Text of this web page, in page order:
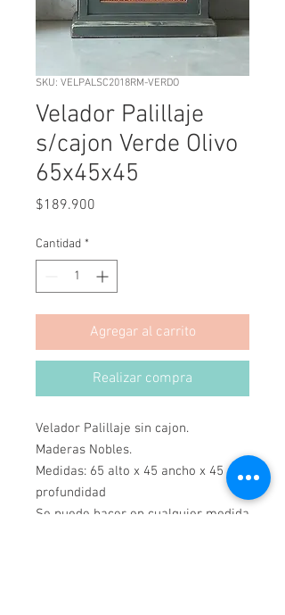
SKU: VELPALSC2018RM-VERDO
Velador Palillaje
s/cajon Verde Olivo
65x45x45
$189.900
Cantidad *
Agregar al carrito
Realizar compra
Velador Palillaje sin cajon.
Maderas Nobles.
Medidas: 65 alto x 45 ancho x 45
profundidad
Se puede hacer en cualquier medida